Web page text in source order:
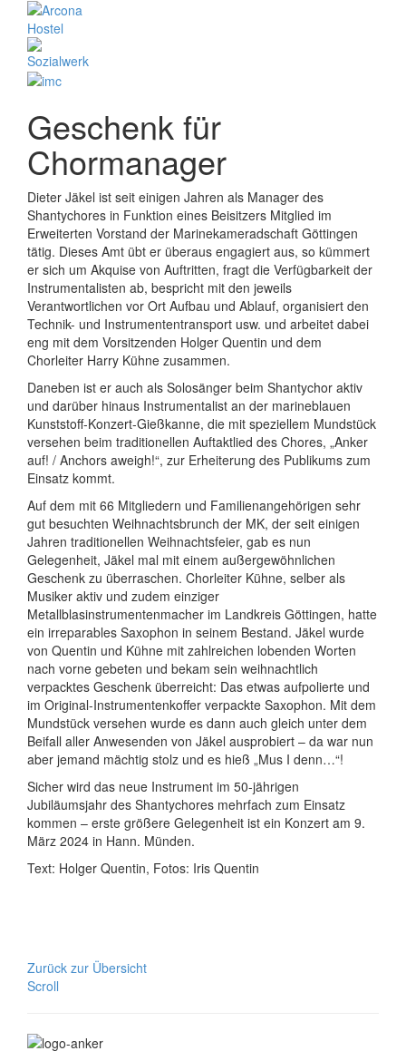
Geschenk für
Chormanager
Dieter Jäkel ist seit einigen Jahren als Manager des
Shantychores in Funktion eines Beisitzers Mitglied im
Erweiterten Vorstand der Marinekameradschaft Göttingen
tätig. Dieses Amt übt er überaus engagiert aus, so kümmert
er sich um Akquise von Auftritten, fragt die Verfügbarkeit der
Instrumentalisten ab, bespricht mit den jeweils
Verantwortlichen vor Ort Aufbau und Ablauf, organisiert den
Technik- und Instrumententransport usw. und arbeitet dabei
eng mit dem Vorsitzenden Holger Quentin und dem
Chorleiter Harry Kühne zusammen.
Daneben ist er auch als Solosänger beim Shantychor aktiv
und darüber hinaus Instrumentalist an der marineblauen
Kunststoff-Konzert-Gießkanne, die mit speziellem Mundstück
versehen beim traditionellen Auftaktlied des Chores, „Anker
auf! / Anchors aweigh!“, zur Erheiterung des Publikums zum
Einsatz kommt.
Auf dem mit 66 Mitgliedern und Familienangehörigen sehr
gut besuchten Weihnachtsbrunch der MK, der seit einigen
Jahren traditionellen Weihnachtsfeier, gab es nun
Gelegenheit, Jäkel mal mit einem außergewöhnlichen
Geschenk zu überraschen. Chorleiter Kühne, selber als
Musiker aktiv und zudem einziger
Metallblasinstrumentenmacher im Landkreis Göttingen, hatte
ein irreparables Saxophon in seinem Bestand. Jäkel wurde
von Quentin und Kühne mit zahlreichen lobenden Worten
nach vorne gebeten und bekam sein weihnachtlich
verpacktes Geschenk überreicht: Das etwas aufpolierte und
im Original-Instrumentenkoffer verpackte Saxophon. Mit dem
Mundstück versehen wurde es dann auch gleich unter dem
Beifall aller Anwesenden von Jäkel ausprobiert – da war nun
aber jemand mächtig stolz und es hieß „Mus I denn…“!
Sicher wird das neue Instrument im 50-jährigen
Jubiläumsjahr des Shantychores mehrfach zum Einsatz
kommen – erste größere Gelegenheit ist ein Konzert am 9.
März 2024 in Hann. Münden.
Text: Holger Quentin, Fotos: Iris Quentin
Zurück zur Übersicht
Scroll